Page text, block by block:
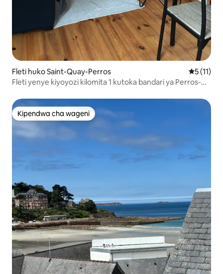
Fleti huko Saint-Quay-Perros Ukadiriaji
5 (11)
Fleti yenye kiyoyozi kilomita 1 kutoka bandari ya Perros-
Kipendwa cha wageni
Kipendwa cha wageni